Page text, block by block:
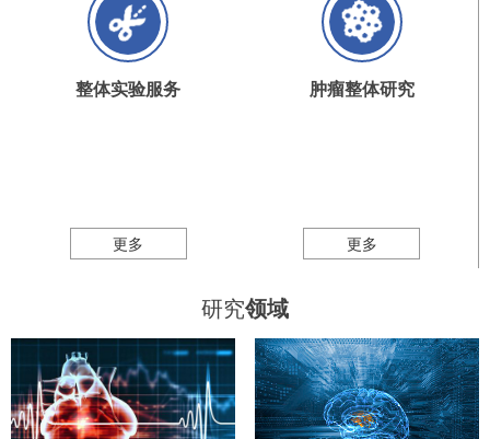
整体实验服务
更多
肿瘤整体研究
更多
研究领域